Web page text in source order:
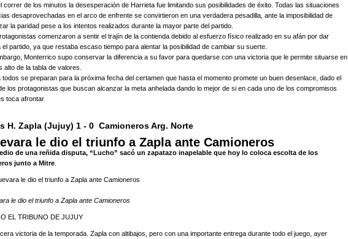
correr de los minutos la desesperación de Harrieta fue limitando sus posibilidades de éxito. Todas las situaciones
desaprovechadas en el arco de enfrente se convirtieron en una verdadera pesadilla, ante la imposibilidad de
la paridad pese a los intentos realizados durante la mayor parte del partido.
comenzaron a sentir el trajín de la contienda debido al esfuerzo físico realizado en su afán por dar
el partido, ya que restaba escaso tiempo para alentar la posibilidad de cambiar su suerte.
Monterrico supo conservar la diferencia a su favor para quedarse con una victoria que le permite situarse en
alto de la tabla de valores.
todos se preparan para la próxima fecha del certamen que hasta el momento promete un buen desenlace, dado el
los protagonistas que buscan alcanzar la meta anhelada dando lo mejor de si en cada uno de los compromisos
toca afrontar
H. Zapla (Jujuy) 1 - 0 Camioneros Arg. Norte
le dio el triunfo a Zapla ante Camioneros
de una reñida disputa, “Lucho” sacó un zapatazo inapelable que hoy lo coloca escolta de los
junto a Mitre
le dio el triunfo a Zapla ante Camioneros
EL TRIBUNO DE JUJUY
victoria de la temporada. Zapla con altibajos, pero con una importante entrega durante todo el juego, ayer